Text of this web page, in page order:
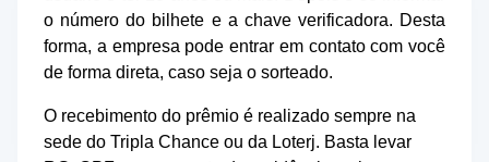
o número do bilhete e a chave verificadora. Desta
forma, a empresa pode entrar em contato com você
de forma direta, caso seja o sorteado.
O recebimento do prêmio é realizado sempre na
sede do Tripla Chance ou da Loterj. Basta levar